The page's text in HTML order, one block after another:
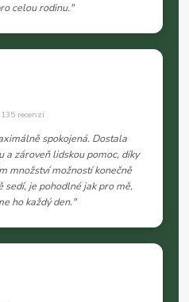
celou rodinu."
recenzí
spokojená. Dostala
zároveň lidskou pomoc, díky
množství možností konečně
je pohodlné jak pro mě,
ho každý den."